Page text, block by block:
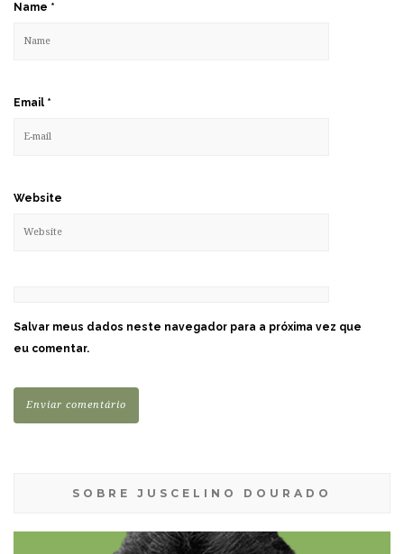
Name *
Email *
Website
Salvar meus dados neste navegador para a próxima vez que
eu comentar.
SOBRE JUSCELINO DOURADO